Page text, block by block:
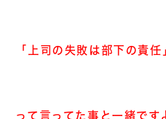
「上司の失敗は部下の責任
って言ってた事と一緒です